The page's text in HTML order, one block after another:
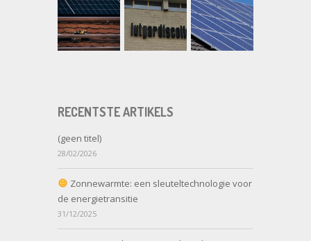
RECENTSTE ARTIKELS
(geen titel)
28/02/2026
Zonnewarmte: een sleuteltechnologie voor
de energietransitie
31/12/2025